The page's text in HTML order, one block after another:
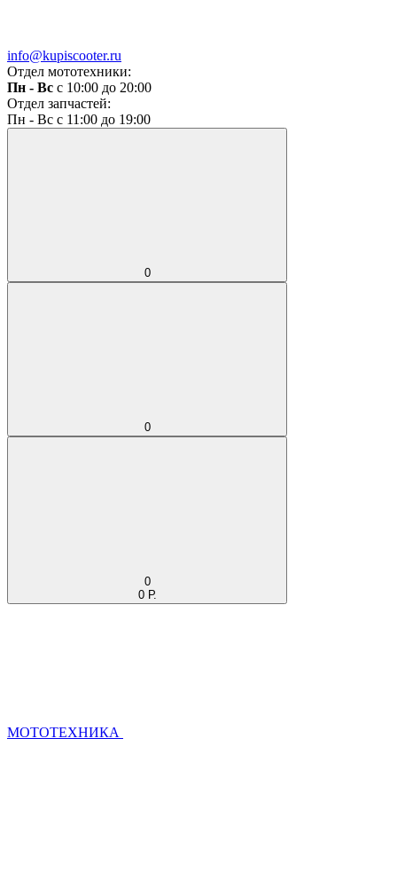
info@kupiscooter.ru
Отдел мототехники:
Пн - Вс с 10:00 до 20:00
Отдел запчастей:
Пн - Вс с 11:00 до 19:00
0
0
0
0 Р.
МОТОТЕХНИКА